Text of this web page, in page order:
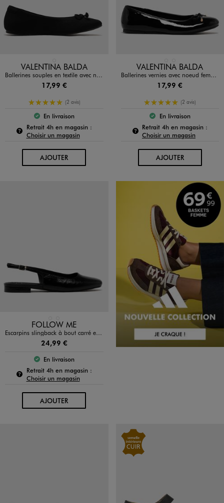
Disponible en 1 coloris
VALENTINA BALDA
Ballerines souples en textile avec noeud femme - Valentina Baldano
17,99 €
5/5 de moyenne
(2 avis)
Le produit est disponible :
En livraison
Retrait 4h en magasin :Pour connaître la disponibilité de ce produit :
Choisir un magasin
AJOUTERAU PANIER
Disponible en 2 coloris
VALENTINA BALDA
Ballerines vernies avec noeud femme - Valentina Baldano
17,99 €
5/5 de moyenne
(2 avis)
Le produit est
En livraison
Retrait 4h en magasin :
Choisir un magasin
AJOUTERAU PANIER
Disponible en 2 coloris
FOLLOW ME
Escarpins slingback à bout carré et talon plat femme - Follow Me
24,99 €
Le produit est disponible :
En livraison
Retrait 4h en magasin :Pour connaître la disponibilité de ce produit :
Choisir un magasin
AJOUTERAU PANIER